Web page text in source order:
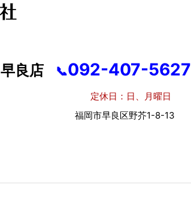
早良店 📞092-407-5627
定休日：日、月曜日
福岡市早良区野芥1-8-13